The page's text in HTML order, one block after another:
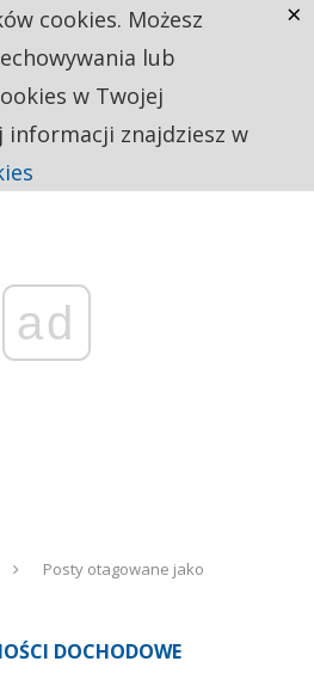
ad
Posty otagowane jako
DOCHODOWE
cookies. Możesz
lub
w Twojej
informacji znajdziesz w
×